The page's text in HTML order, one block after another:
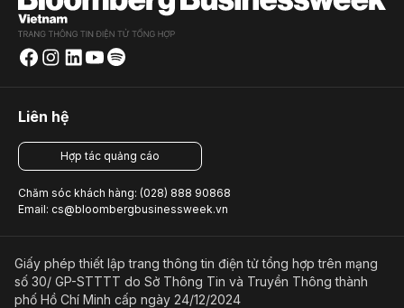
Liên hệ
Hợp tác quảng cáo
Chăm sóc khách hàng: (028) 888 90868
Email: cs@bloombergbusinessweek.vn
Giấy phép thiết lập trang thông tin điện tử tổng hợp trên mạng
số 30/ GP-STTTT do Sở Thông Tin và Truyền Thông thành
phố Hồ Chí Minh cấp ngày 24/12/2024